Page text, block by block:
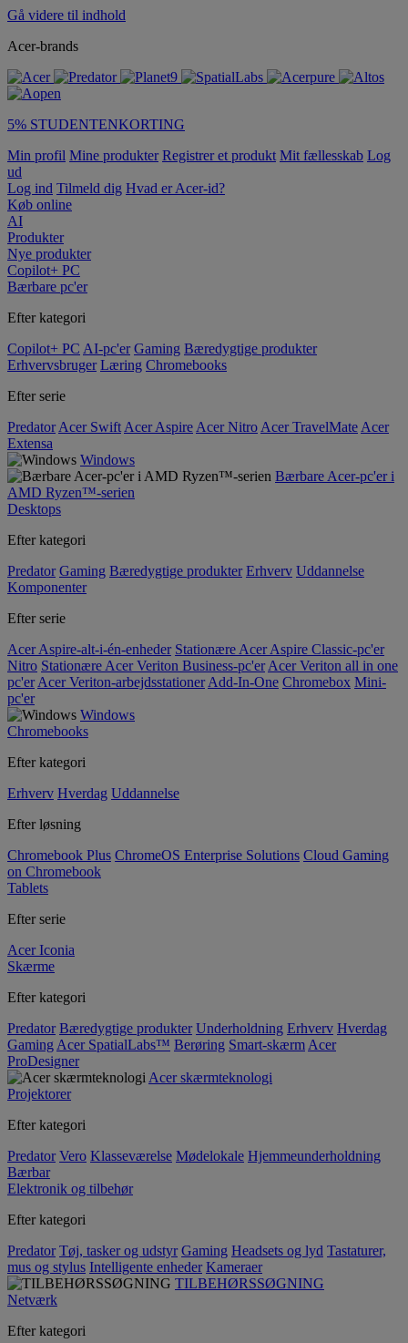
Gå videre til indhold
Acer-brands
5% STUDENTENKORTING
Min profil Mine produkter Registrer et produkt Mit fællesskab Log
ud
Log ind Tilmeld dig Hvad er Acer-id?
Køb online
AI
Produkter
Nye produkter
Copilot+ PC
Bærbare pc'er
Efter kategori
Copilot+ PC AI-pc'er Gaming Bæredygtige produkter
Erhvervsbruger Læring Chromebooks
Efter serie
Predator Acer Swift Acer Aspire Acer Nitro Acer TravelMate Acer
Extensa
Windows
Bærbare Acer-pc'er i
AMD Ryzen™-serien
Desktops
Efter kategori
Predator Gaming Bæredygtige produkter Erhverv Uddannelse
Komponenter
Efter serie
Acer Aspire-alt-i-én-enheder Stationære Acer Aspire Classic-pc'er
Nitro Stationære Acer Veriton Business-pc'er Acer Veriton all in one
pc'er Acer Veriton-arbejdsstationer Add-In-One Chromebox Mini-
pc'er
Windows
Chromebooks
Efter kategori
Erhverv Hverdag Uddannelse
Efter løsning
Chromebook Plus ChromeOS Enterprise Solutions Cloud Gaming
on Chromebook
Tablets
Efter serie
Acer Iconia
Skærme
Efter kategori
Predator Bæredygtige produkter Underholdning Erhverv Hverdag
Gaming Acer SpatialLabs™ Berøring Smart-skærm Acer
ProDesigner
Acer skærmteknologi
Projektorer
Efter kategori
Predator Vero Klasseværelse Mødelokale Hjemmeunderholdning
Bærbar
Elektronik og tilbehør
Efter kategori
Predator Tøj, tasker og udstyr Gaming Headsets og lyd Tastaturer,
mus og stylus Intelligente enheder Kameraer
TILBEHØRSSØGNING
Netværk
Efter kategori